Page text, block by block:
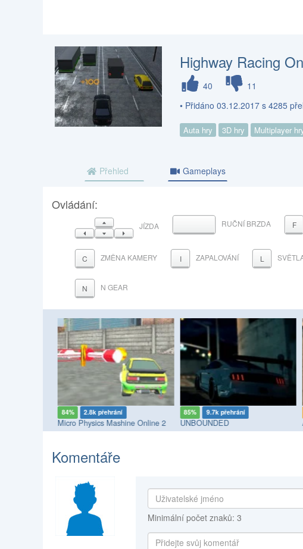
Highway Racing
40
11
• Přidáno 03.12.2017 s 4285
Auta hry 3D hry Multiplayer
Přehled Gameplays
Ovládání:
NAHORU
VLEVODOLŮVPRAVO
JÍZDA MEZERNÍKRUČNÍ BRZDA F
C ZMĚNA KAMERY I ZAPALOVÁNÍ L
N N GEAR
84% 2.8k přehrání
Micro Physics Mashine Online 2
85% 9.7k přehrání
UNBOUNDED
Komentáře
Minimální počet znaků: 3